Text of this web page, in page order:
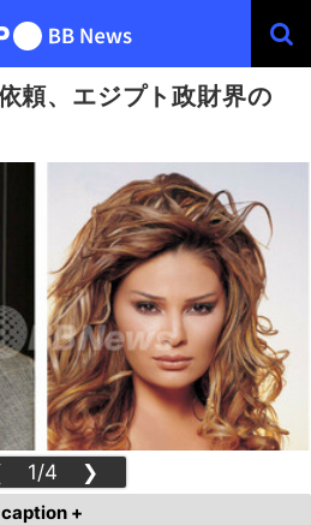
頼、エジプト政財界の
1/4 ❯
caption +